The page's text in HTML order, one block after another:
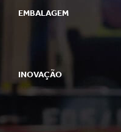
EMBALAGEM
Displays
Maquinário para Embalagens
INOVAÇÃO
Abordagem para Inovação
Áreas de P&D